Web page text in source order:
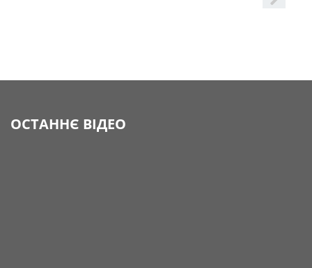
ОСТАННЄ ВІДЕО